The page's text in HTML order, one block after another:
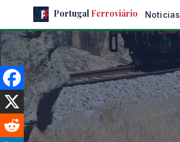
the
content
Portugal Ferroviário Noticias